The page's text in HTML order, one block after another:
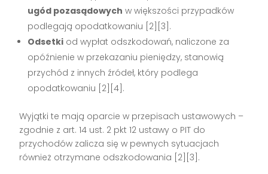
ugód pozasądowych w większości przypadków
podlegają opodatkowaniu [2][3].
Odsetki od wypłat odszkodowań, naliczone za
opóźnienie w przekazaniu pieniędzy, stanowią
przychód z innych źródeł, który podlega
opodatkowaniu [2][4].
Wyjątki te mają oparcie w przepisach ustawowych –
zgodnie z art. 14 ust. 2 pkt 12 ustawy o PIT do
przychodów zalicza się w pewnych sytuacjach
również otrzymane odszkodowania [2][3].